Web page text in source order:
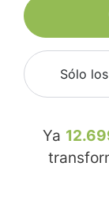
Sólo
Ya